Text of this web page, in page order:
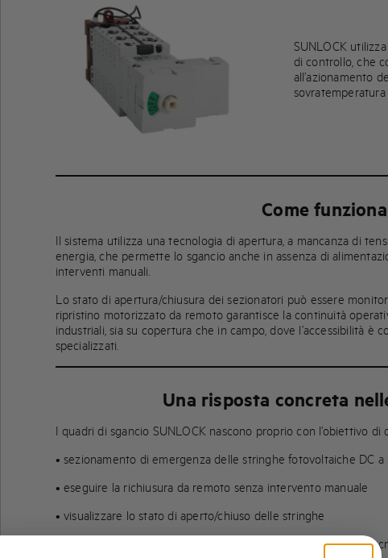
SUNLOCK
di controllo, che
all’azionamento
sovratemperatura
Come
Il sistema utilizza una tecnologia di apertura, a mancanza di
energia, che permette lo sgancio anche in assenza di
interventi manuali.
Lo stato di apertura/chiusura dei sezionatori può essere
ripristino motorizzato da remoto garantisce la continuità
industriali, sia su copertura che in campo, dove l’accessibilità è
specializzati.
Una risposta concreta
I quadri di sgancio SUNLOCK nascono proprio con l’obiettivo
• sezionamento di emergenza delle stringhe fotovoltaiche DC a
• eseguire la richiusura da remoto senza intervento manuale
• visualizzare lo stato di aperto/chiuso delle stringhe
• aumentare la sicurezza durante manutenzioni e interventi